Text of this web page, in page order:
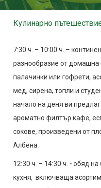
Кулинарно
7:30 ч. – 10:00 ч. –
разнообразие от домашна
палачинки или гофрети,
мед, сирена, топли и
начало на деня ви
ароматно филтър кафе,
сокове, произведени от
Албена.
12:30 ч. – 14:30 ч. -обяд на
кухня, включваща